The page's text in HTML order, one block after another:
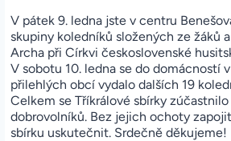
V pátek 9. ledna jste v centru
skupiny koledníků složených ze žáků
Archa při Církvi československé
V sobotu 10. ledna se do domácností
přilehlých obcí vydalo dalších 19
Celkem se Tříkrálové sbírky
dobrovolníků. Bez jejich ochoty
sbírku uskutečnit. Srdečně děkujeme!